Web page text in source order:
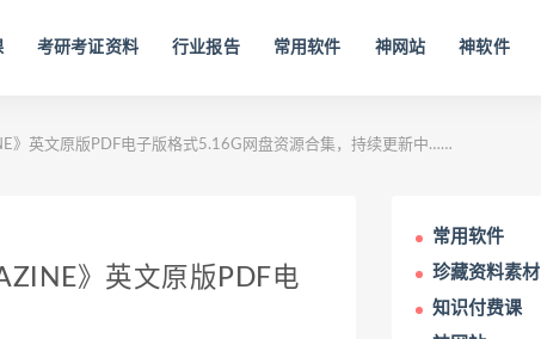
考研考证资料 行业报告 常用软件 神网站 神软件
》英文原版PDF电子版格式5.16G网盘资源合集，持续更新中……
》英文原版PDF电
常用软件
珍藏资料素材
知识付费课